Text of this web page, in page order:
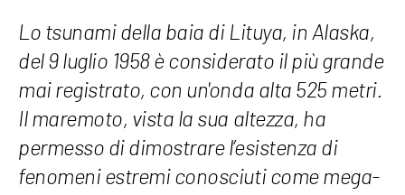
Lo tsunami della baia di Lituya, in Alaska,
del 9 luglio 1958 è considerato il più grande
mai registrato, con un'onda alta 525 metri.
Il maremoto, vista la sua altezza, ha
permesso di dimostrare l’esistenza di
fenomeni estremi conosciuti come mega-